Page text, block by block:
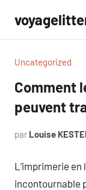
contenu
Uncategorized
Comment
peuvent
par Louise
L’imprimerie
incontournable